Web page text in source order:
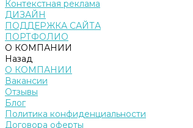
Контекстная реклама
ДИЗАЙН
ПОДДЕРЖКА САЙТА
ПОРТФОЛИО
О КОМПАНИИ
Назад
О КОМПАНИИ
Вакансии
Отзывы
Блог
Политика конфиденциальности
Договора оферты